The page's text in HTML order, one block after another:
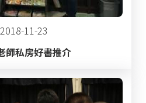
2018-11-23
師私房好書推介